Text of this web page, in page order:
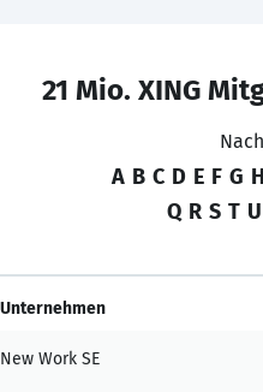
21 Mio. XING
A B C D E F G H
Q R S T U
Unternehmen
New Work SE